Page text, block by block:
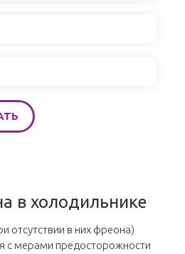
в холодильнике
отсутствии в них фреона)
с мерами предосторожности